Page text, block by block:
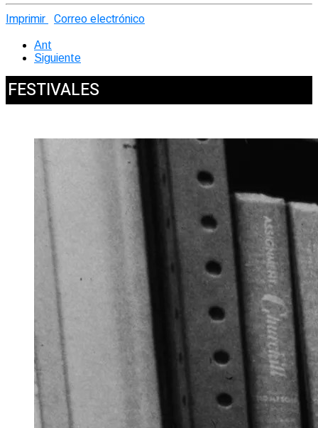
Imprimir Correo electrónico
Ant
Siguiente
FESTIVALES